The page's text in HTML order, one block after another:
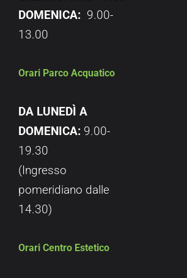
DOMENICA: 9.00-
13.00
Orari Parco Acquatico
DA LUNEDÌ A
DOMENICA: 9.00-
19.30
(Ingresso
pomeridiano dalle
14.30)
Orari Centro Estetico